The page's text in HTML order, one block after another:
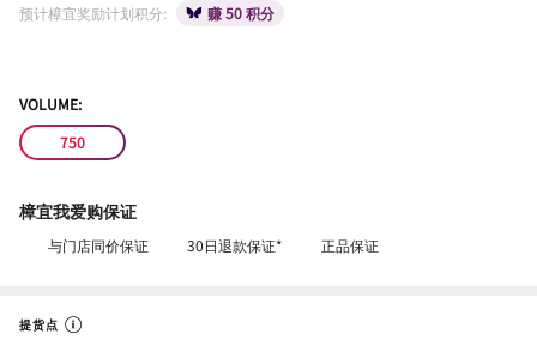
预计樟宜奖励计划积分: 赚 50 积分
VOLUME:
750
樟宜我爱购保证
与门店同价保证 30日退款保证* 正品保证
提货点